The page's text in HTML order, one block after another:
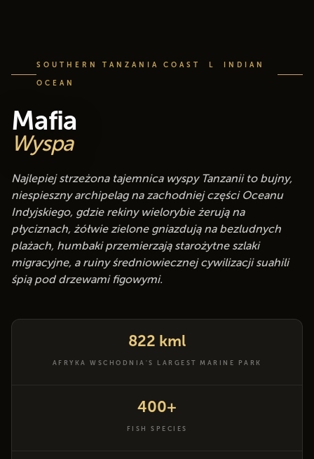
SOUTHERN TANZANIA COAST L INDIAN
OCEAN
Mafia
Wyspa
Najlepiej strzeżona tajemnica wyspy Tanzanii to bujny,
niespieszny archipelag na zachodniej części Oceanu
Indyjskiego, gdzie rekiny wielorybie żerują na
płyciznach, żółwie zielone gniazdują na bezludnych
plażach, humbaki przemierzają starożytne szlaki
migracyjne, a ruiny średniowiecznej cywilizacji suahili
śpią pod drzewami figowymi.
822 kml
AFRYKA WSCHODNIA'S LARGEST MARINE PARK
400+
FISH SPECIES